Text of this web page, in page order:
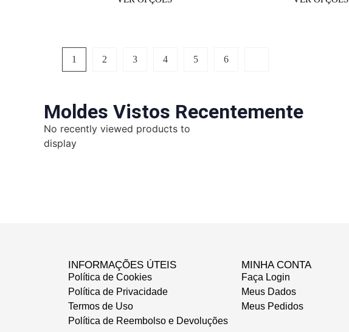
1 2 3 4 5 6
Moldes Vistos Recentemente
No recently viewed products to
display
INFORMAÇÕES ÚTEIS
Política de Cookies
Política de Privacidade
Termos de Uso
Política de Reembolso e Devoluções
MINHA CONTA
Faça Login
Meus Dados
Meus Pedidos